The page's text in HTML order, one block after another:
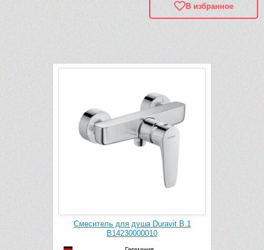
В избранное
Смеситель для душа Duravit B.1
B14230000010